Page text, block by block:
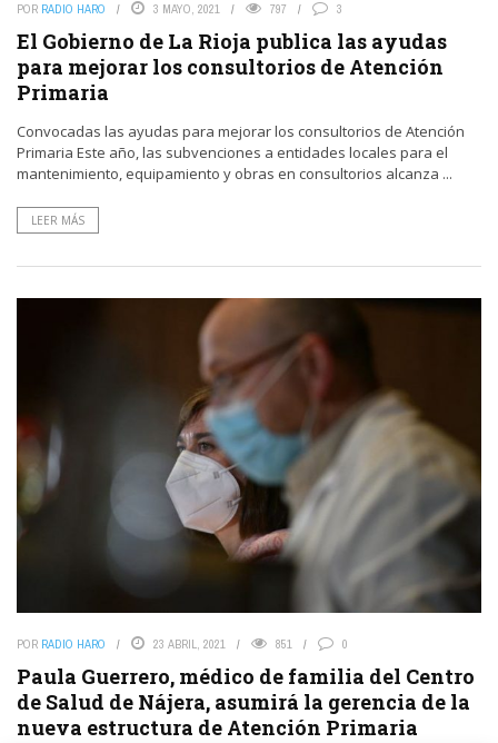
POR RADIO HARO 3 MAYO, 2021 797 3
El Gobierno de La Rioja publica las ayudas
para mejorar los consultorios de Atención
Primaria
Convocadas las ayudas para mejorar los consultorios de Atención
Primaria Este año, las subvenciones a entidades locales para el
mantenimiento, equipamiento y obras en consultorios alcanza ...
LEER MÁS
POR RADIO HARO 23 ABRIL, 2021 851 0
Paula Guerrero, médico de familia del Centro
de Salud de Nájera, asumirá la gerencia de la
nueva estructura de Atención Primaria